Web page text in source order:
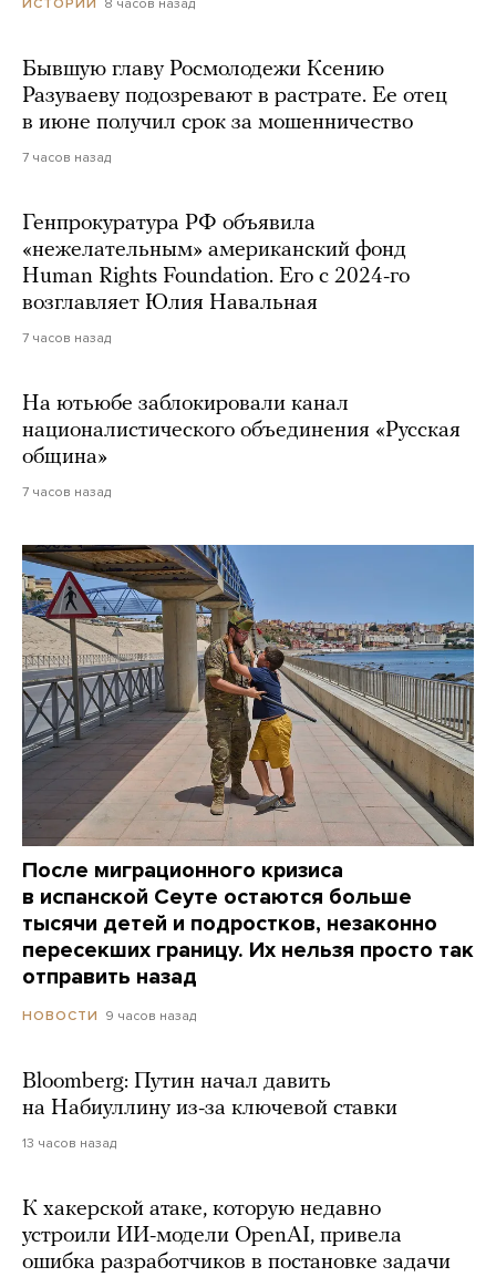
ИСТОРИИ 8 часов назад
Бывшую главу Росмолодежи Ксению
Разуваеву подозревают в растрате. Ее отец
в июне получил срок за мошенничество
7 часов назад
Генпрокуратура РФ объявила
«нежелательным» американский фонд
Human Rights Foundation. Его с 2024-го
возглавляет Юлия Навальная
7 часов назад
На ютьюбе заблокировали канал
националистического объединения «Русская
община»
7 часов назад
После миграционного кризиса
в испанской Сеуте остаются больше
тысячи детей и подростков, незаконно
пересекших границу. Их нельзя просто так
отправить назад
НОВОСТИ 9 часов назад
Bloomberg: Путин начал давить
на Набиуллину из-за ключевой ставки
13 часов назад
К хакерской атаке, которую недавно
устроили ИИ-модели OpenAI, привела
ошибка разработчиков в постановке задачи